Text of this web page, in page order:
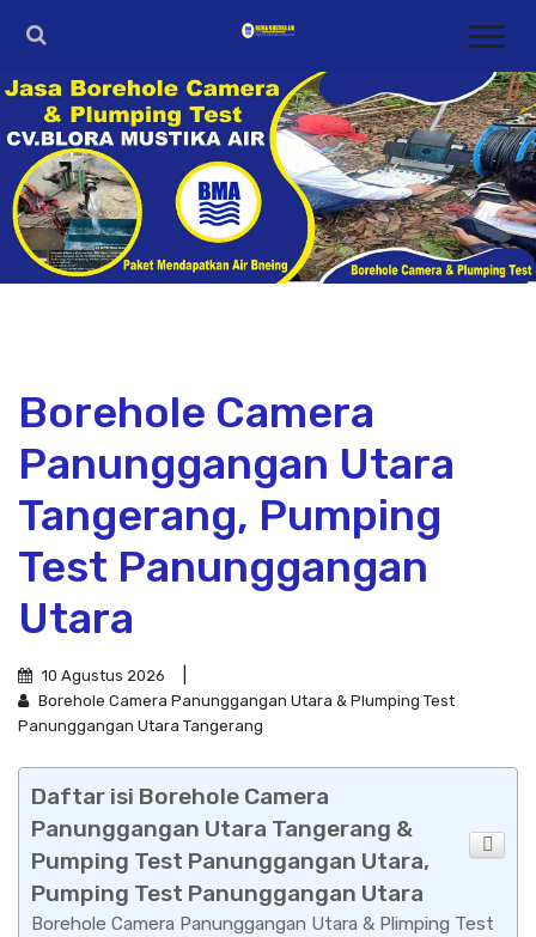
Borehole Camera
Panunggangan Utara
Tangerang, Pumping
Test Panunggangan
Utara
10 Agustus 2026
Borehole Camera Panunggangan Utara & Plumping Test
Panunggangan Utara Tangerang
Daftar isi Borehole Camera
Panunggangan Utara Tangerang &
Pumping Test Panunggangan Utara,
Pumping Test Panunggangan Utara
Borehole Camera Panunggangan Utara & Plimping Test